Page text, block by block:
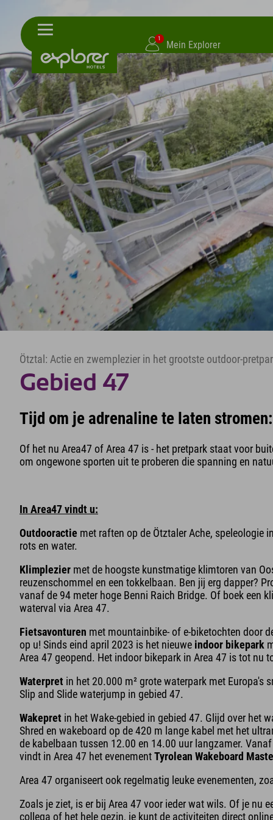
1
Mein Explorer
Ötztal: Actie en zwemplezier in het grootste outdoor-
Gebied 47
Tijd om je adrenaline te laten
Of het nu Area47 of Area 47 is - het pretpark staat voor
om ongewone sporten uit te proberen die spanning en
In Area47 vindt u:
Outdooractie met raften op de Ötztaler Ache, speleologie
rots en water.
Klimplezier met de hoogste kunstmatige klimtoren van
reuzenschommel en een tokkelbaan. Ben jij erg dapper?
vanaf de 94 meter hoge Benni Raich Bridge. Of boek een
waterval via Area 47.
Fietsavonturen met mountainbike- of e-biketochten door
op u! Sinds eind april 2023 is het nieuwe indoor bikepark
Area 47 geopend. Het indoor bikepark in Area 47 is tot nu
Waterpret in het 20.000 m² grote waterpark met Europa's
Slip and Slide waterjump in gebied 47.
Wakepret in het Wake-gebied in gebied 47. Glijd over het
Shred en wakeboard op de 420 m lange kabel met het
de kabelbaan tussen 12.00 en 14.00 uur langzamer.
vindt in Area 47 het evenementTyrolean Wakeboard
Area 47 organiseert ook regelmatig leuke evenementen,
Zoals je ziet, is er bij Area 47 voor ieder wat wils. Of je nu
collega of het hele gezin, je kunt de activiteiten direct